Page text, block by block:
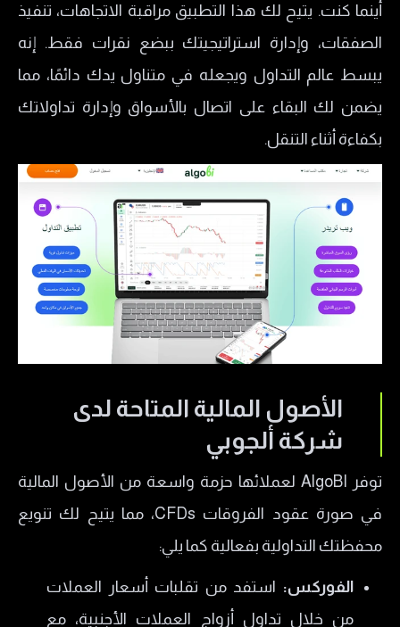
أينما كنت. يتيح لك هذا التطبيق مراقبة الاتجاهات، تنفيذ
الصفقات، وإدارة استراتيجيتك ببضع نقرات فقط. إنه
يبسط عالم التداول ويجعله في متناول يدك دائمًا، مما
يضمن لك البقاء على اتصال بالأسواق وإدارة تداولاتك
بكفاءة أثناء التنقل.
الأصول المالية المتاحة لدى
شركة ألجوبي
توفر AlgoBI لعملائها حزمة واسعة من الأصول المالية
في صورة عقود الفروقات CFDs، مما يتيح لك تنويع
محفظتك التداولية بفعالية كما يلي:
الفوركس: استفد من تقلبات أسعار العملات
من خلال تداول أزواج العملات الأجنبية، مع